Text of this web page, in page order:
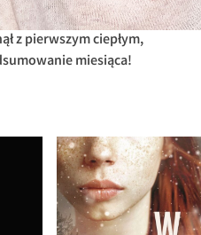
z pierwszym ciepłym,
miesiąca!